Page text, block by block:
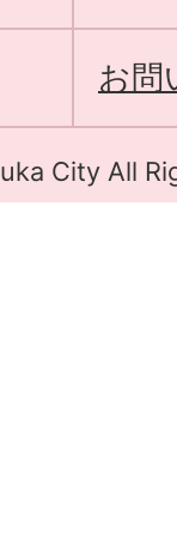
お問
City All